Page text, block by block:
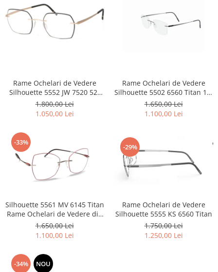
Montblanc
Moonlight
Nina Ricci
Police
Porsche Design
Romeo Careye
Silhouette
Slastik
Stepper Titan
Titanflex
Zeiss
Rame Ochelari de Vedere
Silhouette 5552 JW 7520 52-
21-140
1.800,00 Lei
1.050,00 Lei
Rame Ochelari de Vedere
Silhouette 5502 6560 Titan 19-
150 Sasiu
1.650,00 Lei
1.100,00 Lei
-33%
Silhouette 5561 MV 6145 Titan
Rame Ochelari de Vedere din
titan
1.650,00 Lei
1.100,00 Lei
-29%
Rame Ochelari de Vedere
Silhouette 5555 KS 6560 Titan
1.750,00 Lei
1.250,00 Lei
-34% NOU